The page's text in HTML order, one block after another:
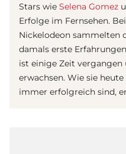
Stars wie Selena Gomez
Erfolge im Fernsehen.
Nickelodeon sammelten
damals erste
ist einige Zeit vergangen
erwachsen. Wie sie
immer erfolgreich sind,